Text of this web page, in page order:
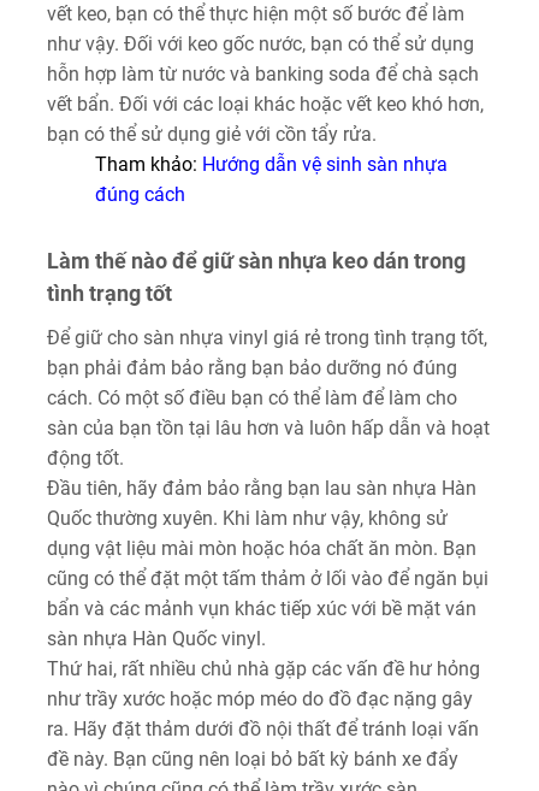
vết keo, bạn có thể thực hiện một số bước để làm
như vậy. Đối với keo gốc nước, bạn có thể sử dụng
hỗn hợp làm từ nước và banking soda để chà sạch
vết bẩn. Đối với các loại khác hoặc vết keo khó hơn,
bạn có thể sử dụng giẻ với cồn tẩy rửa.
Tham khảo: Hướng dẫn vệ sinh sàn nhựa
đúng cách
Làm thế nào để giữ sàn nhựa keo dán trong
tình trạng tốt
Để giữ cho sàn nhựa vinyl giá rẻ trong tình trạng tốt,
bạn phải đảm bảo rằng bạn bảo dưỡng nó đúng
cách. Có một số điều bạn có thể làm để làm cho
sàn của bạn tồn tại lâu hơn và luôn hấp dẫn và hoạt
động tốt.
Đầu tiên, hãy đảm bảo rằng bạn lau sàn nhựa Hàn
Quốc thường xuyên. Khi làm như vậy, không sử
dụng vật liệu mài mòn hoặc hóa chất ăn mòn. Bạn
cũng có thể đặt một tấm thảm ở lối vào để ngăn bụi
bẩn và các mảnh vụn khác tiếp xúc với bề mặt ván
sàn nhựa Hàn Quốc vinyl.
Thứ hai, rất nhiều chủ nhà gặp các vấn đề hư hỏng
như trầy xước hoặc móp méo do đồ đạc nặng gây
ra. Hãy đặt thảm dưới đồ nội thất để tránh loại vấn
đề này. Bạn cũng nên loại bỏ bất kỳ bánh xe đẩy